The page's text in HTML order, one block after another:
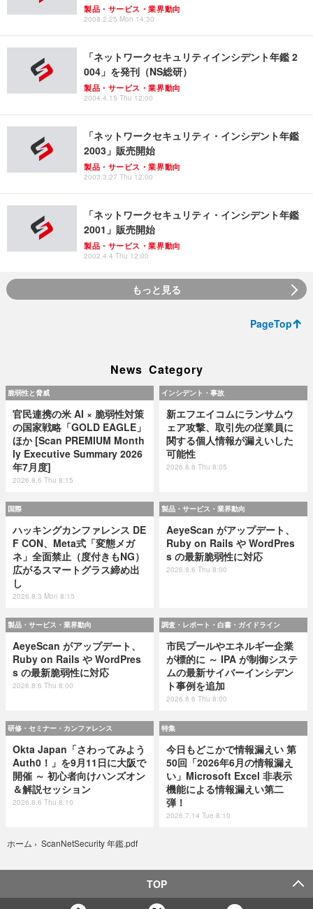
製品・サービス・業界動向
2008.2.25 Mon 14:30
「ネットワークセキュリティインシデント年鑑 2
004」を発刊（NS総研）
製品・サービス・業界動向
2004.4.15 Thu 12:00
「ネットワークセキュリティ・インシデント年鑑
2003」販売開始
製品・サービス・業界動向
2003.3.27 Thu 12:00
「ネットワークセキュリティ・インシデント年鑑
2001」販売開始
製品・サービス・業界動向
2002.4.4 Thu 12:00
もっと見る
PageTop
News Category
脆弱性と脅威
官民連携の米 AI × 脆弱性対策
の国家戦略「GOLD EAGLE」
ほか [Scan PREMIUM Month
ly Executive Summary 2026
年7月度]
2026.8.6 Thu 8:15
インシデント・事故
新エフエイコムにランサムウ
ェア攻撃、取引先の従業員に
関する個人情報が漏えいした
可能性
2026.8.6 Thu 8:05
国際
ハッキングカンファレンス DE
F CON、Meta式「変態メガ
ネ」全面禁止（度付きもNG）
広がるスマートグラス締め出
し
2026.8.3 Mon 8:15
製品・サービス・業界動向
AeyeScan がアップデート、
Ruby on Rails や WordPres
s の最新脆弱性に対応
2026.8.6 Thu 8:00
製品・サービス・業界動向
AeyeScan がアップデート、
Ruby on Rails や WordPres
s の最新脆弱性に対応
2026.8.6 Thu 8:00
調査・レポート・白書・ガイドライン
市民プールやエネルギー企業
が標的に ～ IPA が制御システ
ムの最新サイバーインシデン
ト事例を追加
2026.8.6 Thu 8:00
研修・セミナー・カンファレンス
Okta Japan「さわってみよう
Auth0！」を9月11日に大阪で
開催 ～ 初心者向けハンズオン
＆解説セッション
2026.8.6 Thu 8:10
特集
今日もどこかで情報漏えい 第
50回「2026年6月の情報漏え
い」Microsoft Excel 非表示
機能による情報漏えい第二
弾！
2026.7.14 Tue 8:10
ホーム › ScanNetSecurity 年鑑.pdf
TOP